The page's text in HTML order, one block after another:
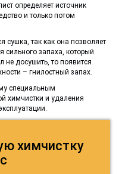
определяет источник
и только потом
сушка, так как она позволяет
сильного запаха, который
не досушить, то появится
– гнилостный запах.
специальным
химчистки и удаления
химчистку